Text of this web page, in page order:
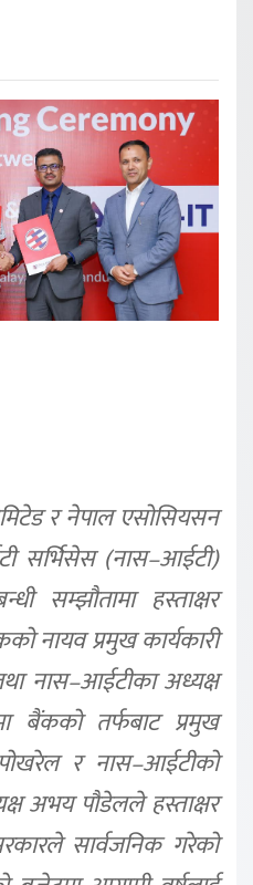
र नेपाल एसोसियसन
सर्भिसेस (नास–आईटी)
सम्झौतामा हस्ताक्षर
नायव प्रमुख कार्यकारी
नास–आईटीका अध्यक्ष
बैंकको तर्फबाट प्रमुख
र नास–आईटीको
अभय पौडेलले हस्ताक्षर
सार्वजनिक गरेको